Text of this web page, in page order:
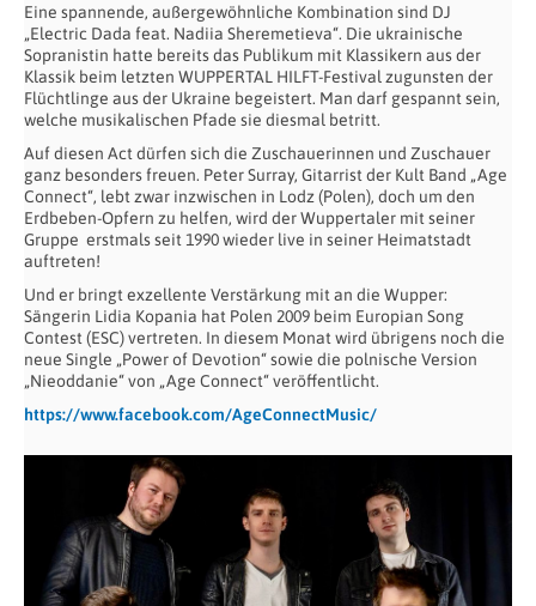
Eine spannende, außergewöhnliche Kombination sind DJ
„Electric Dada feat. Nadiia Sheremetieva“. Die ukrainische
Sopranistin hatte bereits das Publikum mit Klassikern aus der
Klassik beim letzten WUPPERTAL HILFT-Festival zugunsten der
Flüchtlinge aus der Ukraine begeistert. Man darf gespannt sein,
welche musikalischen Pfade sie diesmal betritt.
Auf diesen Act dürfen sich die Zuschauerinnen und Zuschauer
ganz besonders freuen. Peter Surray, Gitarrist der Kult Band „Age
Connect“, lebt zwar inzwischen in Lodz (Polen), doch um den
Erdbeben-Opfern zu helfen, wird der Wuppertaler mit seiner
Gruppe erstmals seit 1990 wieder live in seiner Heimatstadt
auftreten!
Und er bringt exzellente Verstärkung mit an die Wupper:
Sängerin Lidia Kopania hat Polen 2009 beim Europian Song
Contest (ESC) vertreten. In diesem Monat wird übrigens noch die
neue Single „Power of Devotion“ sowie die polnische Version
„Nieoddanie“ von „Age Connect“ veröffentlicht.
https://www.facebook.com/AgeConnectMusic/